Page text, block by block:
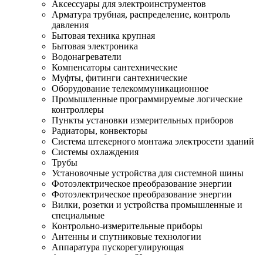
Аксессуары для электроинструментов
Арматура трубная, распределение, контроль
давления
Бытовая техника крупная
Бытовая электроника
Водонагреватели
Компенсаторы сантехнические
Муфты, фитинги сантехнические
Оборудование телекоммуникационное
Промышленные программируемые логические
контроллеры
Пункты установки измерительных приборов
Радиаторы, конвекторы
Система штекерного монтажа электросети зданий
Системы охлаждения
Трубы
Установочные устройства для системной шины
Фотоэлектрическое преобразование энергии
Фотоэлектрическое преобразование энергии
Вилки, розетки и устройства промышленные и
специальные
Контрольно-измерительные приборы
Антенны и спутниковые технологии
Аппаратура пускорегулирующая